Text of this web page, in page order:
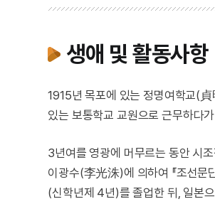
생애 및 활동사항
1915년 목포에 있는 정명여학교(
있는 보통학교 교원으로 근무하다
3년여를 영광에 머무르는 동안 시
이광수(李光洙)에 의하여 『조선
(신학년제 4년)를 졸업한 뒤, 일본